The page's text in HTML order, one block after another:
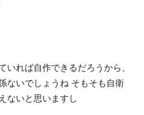
いれば自作できるだろうから、
ないでしょうね そもそも自衛
ないと思いますし